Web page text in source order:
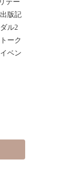
テー
版記
ル2
ーク
ベン